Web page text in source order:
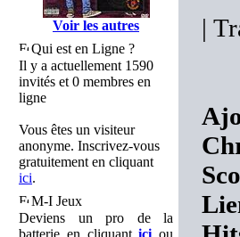
Voir les autres
Qui est en Ligne ?
Il y a actuellement 1590
invités et 0 membres en
ligne
Vous êtes un visiteur
anonyme. Inscrivez-vous
gratuitement en cliquant
ici.
M-I Jeux
Deviens un pro de la
batterie en cliquantici ou
|